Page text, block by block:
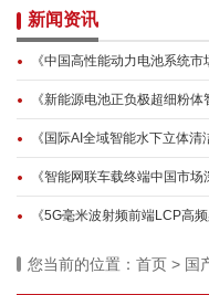
新闻资讯
《中国高性能动力电池系统
《新能源电池正负极超细粉
《国际AI全域智能水下立体
《智能网联车载终端中国市
《5G毫米波射频前端LCP高
您当前的位置： 首页 > 国